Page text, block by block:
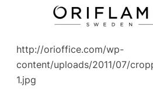
http://orioffice.com/wp-
content/uploads/2011/07/
1.jpg